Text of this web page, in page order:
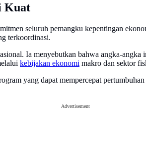
Kuat
seluruh pemangku kepentingan
terkoordinasi.
Ia menyebutkan bahwa angka-
kebijakan ekonomi makro dan sektor
yang dapat mempercepat
Advertisement